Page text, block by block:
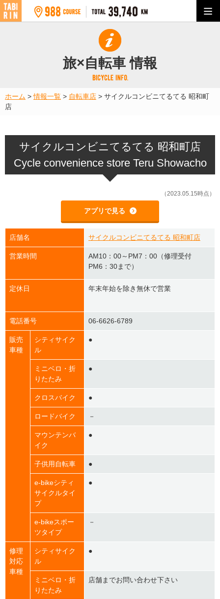
旅×自転車 情報
ホーム >情報一覧 > 自転車店 > サイクルコンビニてるてる 昭和町
店
サイクルコンビニてるてる 昭和町店
Cycle convenience store Teru Showacho
（2023.05.15時点）
アプリで見る
店舗名 サイクルコンビニてるてる 昭和町店
営業時間
AM10：00～PM7：00（修理受付
PM6：30まで）
定休日 年末年始を除き無休で営業
電話番号 06-6626-6789
販売
車種
シティサイク
ル
●
ミニベロ・折
りたたみ
●
クロスバイク ●
ロードバイク －
マウンテンバ
イク
●
子供用自転車 ●
e-bikeシティ
サイクルタイ
プ
●
e-bikeスポー
ツタイプ
－
修理
対応
車種
シティサイク
ル
●
ミニベロ・折
りたたみ
店舗までお問い合わせ下さい